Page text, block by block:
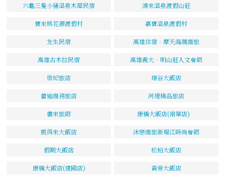
六龜三隻小豬溫泉木屋民宿 鴻來溫泉渡假山莊
寶來桃花源渡假村 嘉寶溫泉渡假村
友生民宿 高雄住宿‧摩天海灣商旅
高雄古木拉民宿 高雄義大．明山莊人文會館
世紀旅店 瑞谷大飯店
蕾迪商務旅店 河堤精品旅店
儂來旅館 康橋大飯店(南華店)
凱得來大飯店 沐戀商旅新堀江時尚會館
假期大飯店 松柏大飯店
康橋大飯店(建國店) 黃帝大飯店